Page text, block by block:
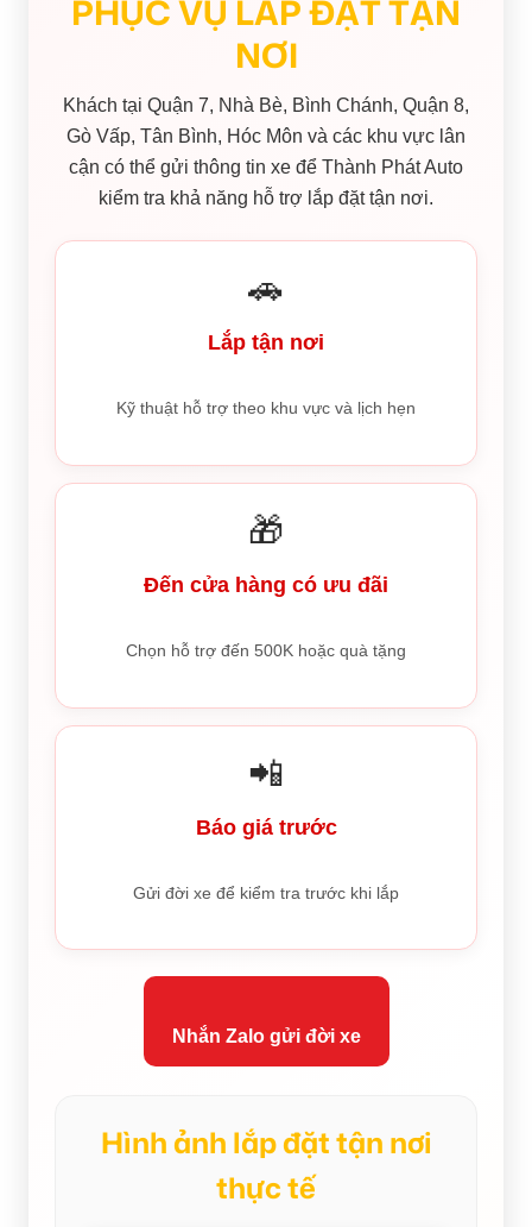
PHỤC VỤ LẮP ĐẶT TẬN
NƠI
Khách tại Quận 7, Nhà Bè, Bình Chánh, Quận 8,
Gò Vấp, Tân Bình, Hóc Môn và các khu vực lân
cận có thể gửi thông tin xe để Thành Phát Auto
kiểm tra khả năng hỗ trợ lắp đặt tận nơi.
🚗
Lắp tận nơi
Kỹ thuật hỗ trợ theo khu vực và lịch hẹn
🎁
Đến cửa hàng có ưu đãi
Chọn hỗ trợ đến 500K hoặc quà tặng
📲
Báo giá trước
Gửi đời xe để kiểm tra trước khi lắp
Nhắn Zalo gửi đời xe
Hình ảnh lắp đặt tận nơi
thực tế